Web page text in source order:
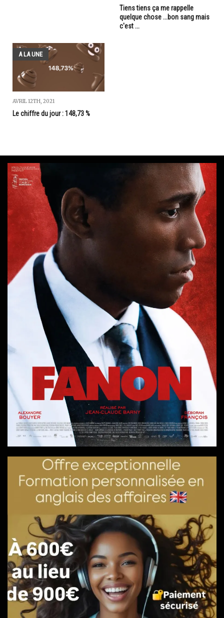
Tiens tiens ça me rappelle
quelque chose ...bon sang mais
c'est ...
A LA UNE
AVRIL 12TH, 2021
Le chiffre du jour : 148,73 %